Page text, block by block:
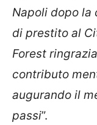
Napoli dopo la
di prestito al
Forest
contributo
augurando il
passi”.